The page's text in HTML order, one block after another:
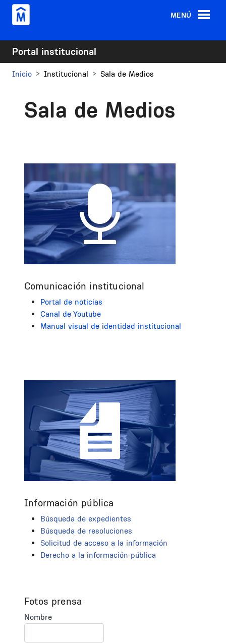
Pasar al contenido principal
MENÚ
Portal institucional
Inicio Institucional Sala de Medios
Sala de Medios
Comunicación institucional
Portal de noticias
Canal de Youtube
Manual visual de identidad institucional
Información pública
Búsqueda de expedientes
Búsqueda de resoluciones
Solicitud de acceso a la información
Derecho a la información pública
Fotos prensa
Nombre